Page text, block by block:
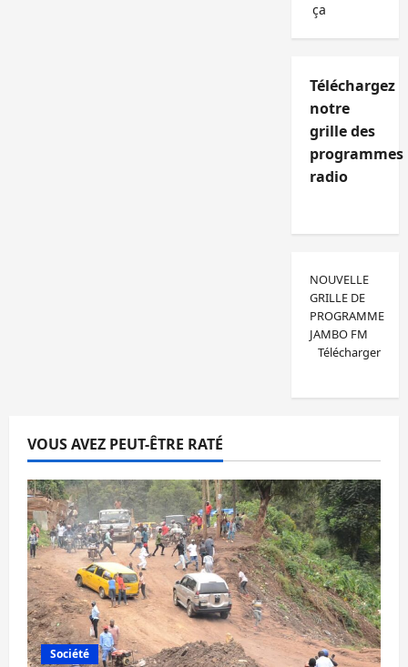
ça
Téléchargez
notre
grille des
programmes
radio
NOUVELLE
GRILLE DE
PROGRAMME
JAMBO FM
Télécharger
VOUS AVEZ PEUT-ÊTRE RATÉ
Société